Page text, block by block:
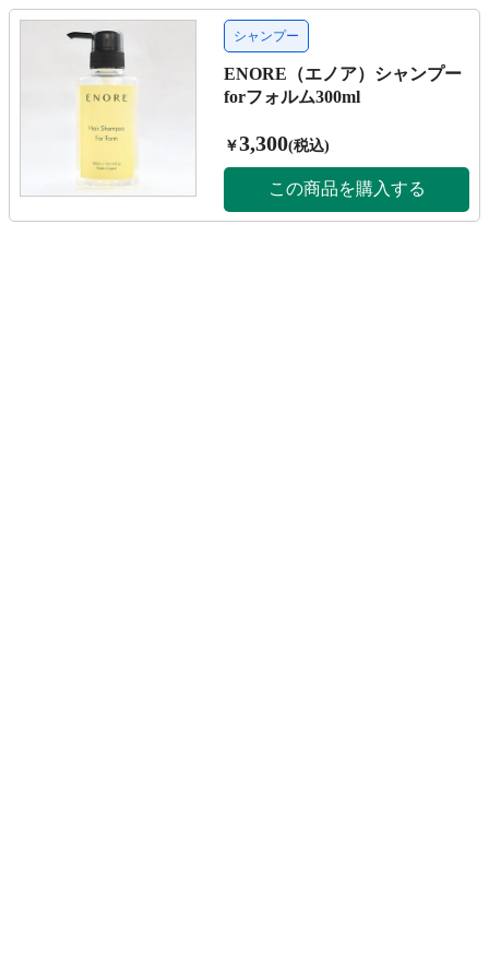
シャンプー
ENORE（エノア）シャンプー
forフォルム300ml
￥3,300(税込)
この商品を購入する